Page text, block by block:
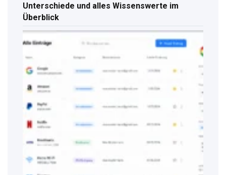
Unterschiede und alles Wissenswerte im
Überblick